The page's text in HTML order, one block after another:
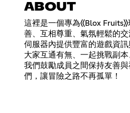
ABOUT
這裡是一個專為《Blox Fruits
善、互相尊重、氣氛輕鬆的
伺服器內提供豐富的遊戲資
大家互通有無、一起挑戰副
我們鼓勵成員之間保持友善
們，讓冒險之路不再孤單！